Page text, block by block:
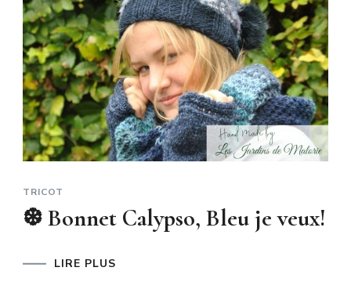
TRICOT
❆ Bonnet Calypso, Bleu je veux!
LIRE PLUS